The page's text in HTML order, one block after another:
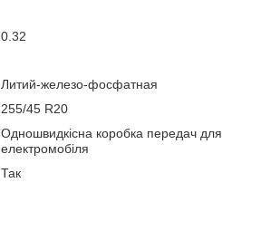
0.32
Литий-железо-фосфатная
255/45 R20
Одношвидкісна коробка передач для
електромобіля
Так